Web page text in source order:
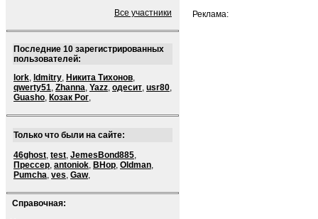
Все участники
Последние 10 зарегистрированных
пользователей:
lork, ldmitry, Никита Тихонов,
qwerty51, Zhanna, Yazz, одесит, usr80,
Guasho, Козак Рог,
Только что были на сайте:
46ghost, test, JemesBond885,
Прессер, antoniok, BHop, Oldman,
Pumcha, ves, Gaw,
Справочная:
Реклама: